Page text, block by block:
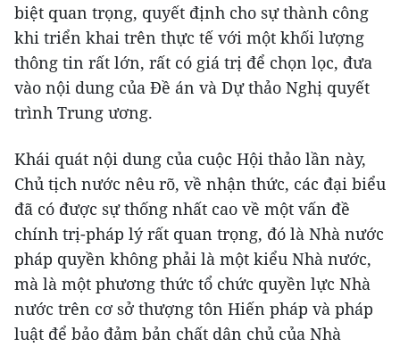
biệt quan trọng, quyết định cho sự thành công
khi triển khai trên thực tế với một khối lượng
thông tin rất lớn, rất có giá trị để chọn lọc, đưa
vào nội dung của Đề án và Dự thảo Nghị quyết
trình Trung ương.
Khái quát nội dung của cuộc Hội thảo lần này,
Chủ tịch nước nêu rõ, về nhận thức, các đại biểu
đã có được sự thống nhất cao về một vấn đề
chính trị-pháp lý rất quan trọng, đó là Nhà nước
pháp quyền không phải là một kiểu Nhà nước,
mà là một phương thức tổ chức quyền lực Nhà
nước trên cơ sở thượng tôn Hiến pháp và pháp
luật để bảo đảm bản chất dân chủ của Nhà